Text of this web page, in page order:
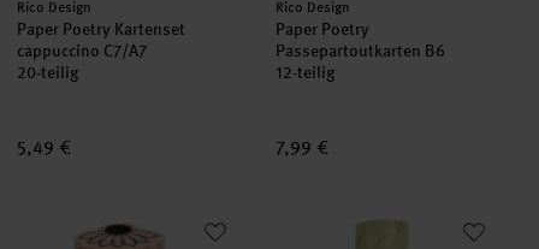
Hersteller:
Rico Design
Paper Poetry Kartenset
cappuccino C7/A7
20-teilig
5,49 €
Hersteller:
Rico Design
Paper Poetry
Passepartoutkarten B6
12-teilig
7,99 €
Paper Poetry Radiergummi In the Meadow Orange
Seidenpapier Gräser Gold